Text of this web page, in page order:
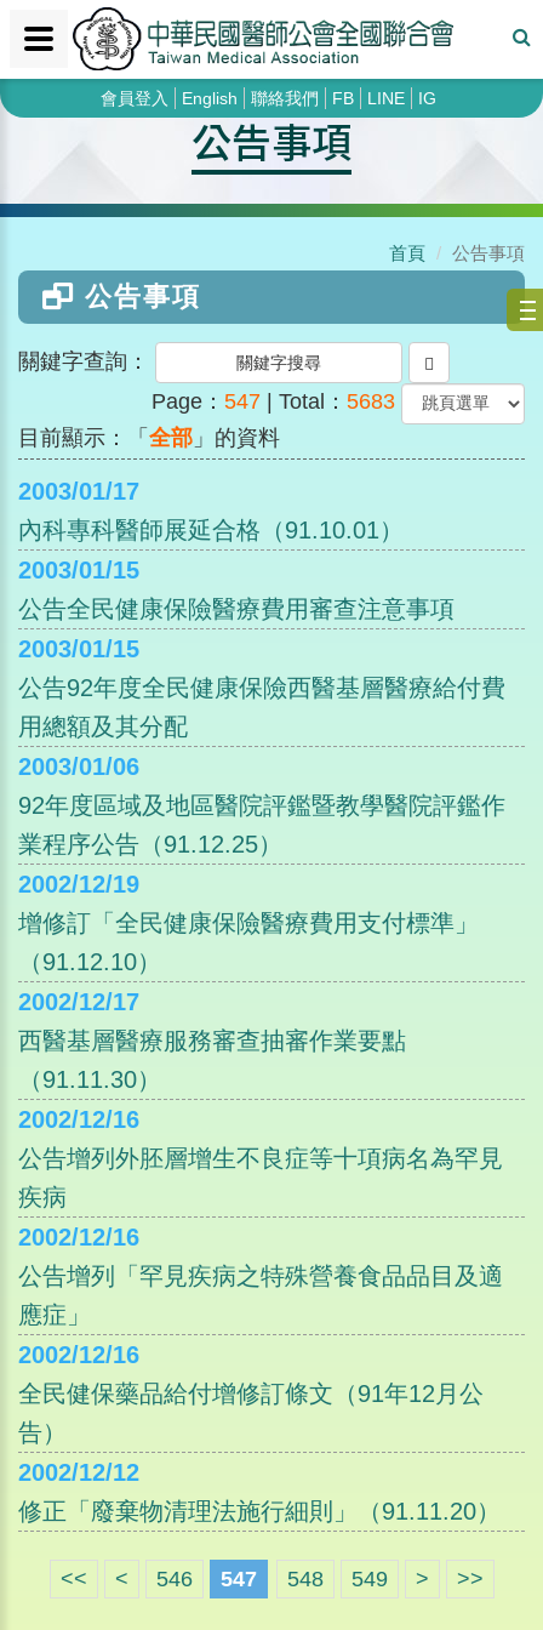
會員登入 English 聯絡我們 FB LINE IG
公告事項
首頁 公告事項
公告事項
關鍵字查詢：
Page： 547 | Total： 5683
目前顯示：「 全部 」的資料
2003/01/17
內科專科醫師展延合格（91.10.01）
2003/01/15
公告全民健康保險醫療費用審查注意事項
2003/01/15
公告92年度全民健康保險西醫基層醫療給付費
用總額及其分配
2003/01/06
92年度區域及地區醫院評鑑暨教學醫院評鑑作
業程序公告（91.12.25）
2002/12/19
增修訂「全民健康保險醫療費用支付標準」
（91.12.10）
2002/12/17
西醫基層醫療服務審查抽審作業要點
（91.11.30）
2002/12/16
公告增列外胚層增生不良症等十項病名為罕見
疾病
2002/12/16
公告增列「罕見疾病之特殊營養食品品目及適
應症」
2002/12/16
全民健保藥品給付增修訂條文（91年12月公
告）
2002/12/12
修正「廢棄物清理法施行細則」（91.11.20）
<< < 546 547 548 549 > >>